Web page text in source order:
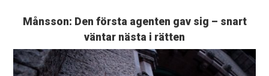
Månsson: Den första agenten gav sig – snart
väntar nästa i rätten